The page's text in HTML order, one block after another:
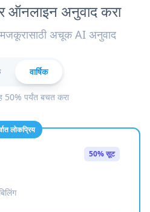
ऑनलाइन अनुवाद करा
अचूक AI अनुवाद
वार्षिक
50% पर्यंत बचत करा
लोकप्रिय
50% सूट